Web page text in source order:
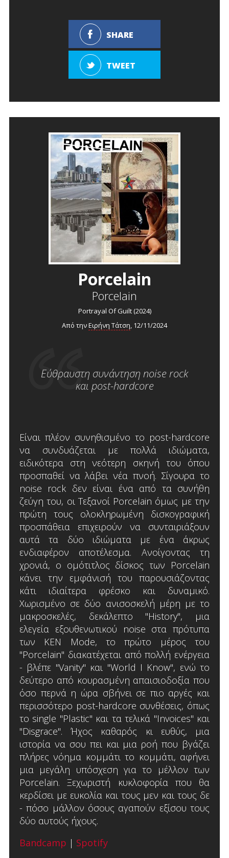
SHARE
TWEET
Porcelain
Porcelain
Portrayal Of Guilt (2024)
Από τηνΕιρήνη Τάτση, 12/11/2024
Εύθραυστη συνάντηση noise rock
και post-hardcore
Είναι πλέον συνηθισμένο το post-hardcore
να συνδυάζεται με πολλά ιδιώματα,
ειδικότερα στη νεότερη σκηνή του όπου
προσπαθεί να λάβει νέα πνοή. Σίγουρα το
noise rock δεν είναι ένα από τα συνήθη
ζεύγη του, οι Τεξανοί Porcelain όμως με την
πρώτη τους ολοκληρωμένη δισκογραφική
προσπάθεια επιχειρούν να συνταιριάξουν
αυτά τα δύο ιδιώματα με ένα άκρως
ενδιαφέρον αποτέλεσμα. Ανοίγοντας τη
χρονιά, ο ομότιτλος δίσκος των Porcelain
κάνει την εμφάνισή του παρουσιάζοντας
κάτι ιδιαίτερα φρέσκο και δυναμικό.
Χωρισμένο σε δύο ανισοσκελή μέρη με το
μακροσκελές, δεκάλεπτο "History", μια
ελεγεία εξουθενωτικού noise στα πρότυπα
των KEN Mode, το πρώτο μέρος του
"Porcelain" διακατέχεται από πολλή ενέργεια
- βλέπε "Vanity" και "World I Know", ενώ το
δεύτερο από κουρασμένη απαισιοδοξία που
όσο περνά η ώρα σβήνει σε πιο αργές και
περισσότερο post-hardcore συνθέσεις, όπως
το single "Plastic" και τα τελικά "Invoices" και
"Disgrace". Ήχος καθαρός κι ευθύς, μια
ιστορία να σου πει και μια ροή που βγάζει
πλήρες νόημα κομμάτι το κομμάτι, αφήνει
μια μεγάλη υπόσχεση για το μέλλον των
Porcelain. Ξεχωριστή κυκλοφορία που θα
κερδίσει με ευκολία και τους μεν και τους δε
- πόσο μάλλον όσους αγαπούν εξίσου τους
δύο αυτούς ήχους.
Bandcamp | Spotify